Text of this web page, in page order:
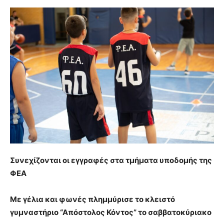
Συνεχίζονται οι εγγραφές στα τμήματα υποδομής της
ΦΕΑ
Με γέλια και φωνές πλημμύρισε το κλειστό
γυμναστήριο “Απόστολος Κόντος” το σαββατοκύριακο